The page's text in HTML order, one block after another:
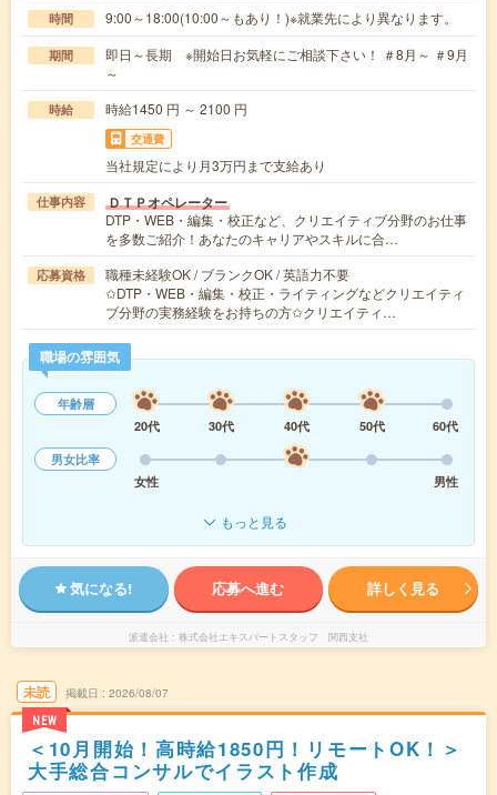
時間 9:00～18:00(10:00～もあり！)※就業先により異なります。
期間
即日～長期 ※開始日お気軽にご相談下さい！ ＃8月～ ＃9月
～
時給 時給1450 円 ～ 2100 円
交通費
当社規定により月3万円まで支給あり
仕事内容 ＤＴＰオペレーター
DTP・WEB・編集・校正など、クリエイティブ分野のお仕事
を多数ご紹介！あなたのキャリアやスキルに合…
応募資格
職種未経験OK / ブランクOK / 英語力不要
✩DTP・WEB・編集・校正・ライティングなどクリエイティ
ブ分野の実務経験をお持ちの方✩クリエイティ…
職場の雰囲気
年齢層
20代
30代 40代 50代
60代
男女比率
女性
男性
もっと見る
気になる! 応募へ進む 詳しく見る
派遣会社 株式会社エキスパートスタッフ 関西支社
未読
NEW
掲載日 2026/08/07
＜10月開始！高時給1850円！リモートOK！＞
大手総合コンサルでイラスト作成